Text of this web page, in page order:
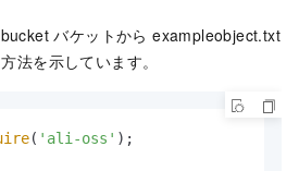
バケットからexampleobject.txt
法を示しています。
( 'ali-oss' );